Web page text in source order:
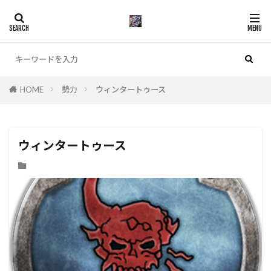
HOME 勢力 ウィンタートゥース
ウィンタートゥース
カテゴリー